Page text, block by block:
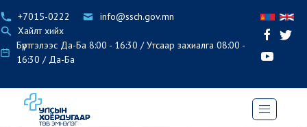
+7015-0222
info@ssch.gov.mn
Хайлт хийх
Бүртгэлээс Да-Ба 8:00 - 16:30 / Утсаар захиалга 08:00 -
16:30 / Да-Ба